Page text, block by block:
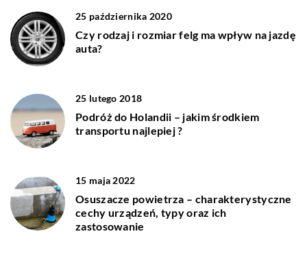
25 października 2020
Czy rodzaj i rozmiar felg ma wpływ na jazdę
auta?
25 lutego 2018
Podróż do Holandii – jakim środkiem
transportu najlepiej ?
15 maja 2022
Osuszacze powietrza – charakterystyczne
cechy urządzeń, typy oraz ich
zastosowanie